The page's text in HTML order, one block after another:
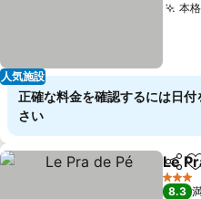
人気施設
本
正確な料金を確認するには日付
さい
シェア
Le
3 ホテ
8.3